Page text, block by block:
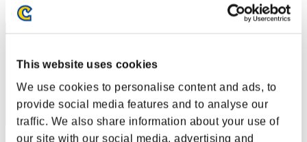
This website uses cookies
We use cookies to personalise content and ads, to
provide social media features and to analyse our
traffic. We also share information about your use of
our site with our social media, advertising and